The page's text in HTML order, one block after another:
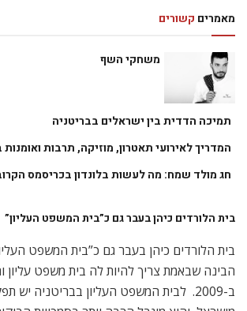
מאמרים קשורים
משחקי השף
תמיכה הדדית בין ישראלים בבריטניה
המדריך לאירועי תאטרון, מוזיקה, תרבות ואומנות
חג מולד שמח: מה לעשות בלונדון בכריסמס
בית הלורדים כיהן בעבר גם כ”בית המשפט העליון”
בית הלורדים כיהן בעבר גם כ”בית המשפט
הבינה שבאמת צריך להיות לה בית משפט עליון
ב-2009. לבית המשפט העליון בבריטניה יש